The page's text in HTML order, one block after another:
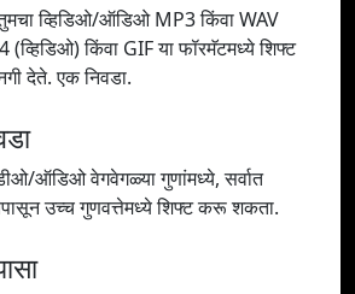
व्हिडिओ/ऑडिओ MP3 किंवा WAV
किंवा GIF या फॉरमॅटमध्ये शिफ्ट
देते. एक निवडा.
ऑडिओ वेगवेगळ्या गुणांमध्ये, सर्वात
उच्च गुणवत्तेमध्ये शिफ्ट करू शकता.